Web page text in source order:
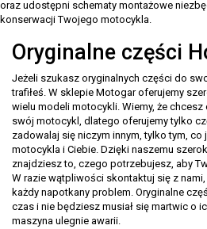
oraz udostępni schematy montażowe
konserwacji Twojego motocykla.
Oryginalne części
Jeżeli szukasz oryginalnych części do
trafiłeś. W sklepie Motogar oferujemy
wielu modeli motocykli. Wiemy, że
swój motocykl, dlatego oferujemy tylko
zadowalaj się niczym innym, tylko tym,
motocykla i Ciebie. Dzięki naszemu
znajdziesz to, czego potrzebujesz, aby
W razie wątpliwości skontaktuj się z
każdy napotkany problem. Oryginalne
czas i nie będziesz musiał się martwic o
maszyna ulegnie awarii.